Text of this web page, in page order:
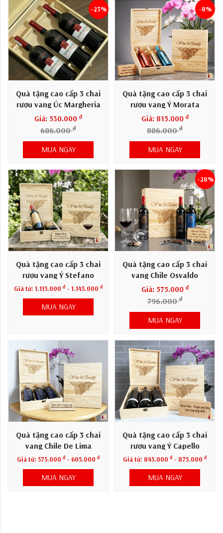
Quà tặng cao cấp 3 chai
rượu vang Úc Margheria
Giá: 530.000 đ
686.000đ
-23%
MUA NGAY
Quà tặng cao cấp 3 chai
rượu vang Ý Morata
Giá: 815.000 đ
886.000đ
-8%
MUA NGAY
Quà tặng cao cấp 3 chai
rượu vang Ý Stefano
Giá từ: 1.115.000 đ - 1.145.000 đ
MUA NGAY
Quà tặng cao cấp 3 chai
vang Chile Osvaldo
Giá: 575.000 đ
796.000đ
-28%
MUA NGAY
Quà tặng cao cấp 3 chai
vang Chile De Lima
Giá từ: 575.000 đ - 605.000 đ
MUA NGAY
Quà tặng cao cấp 3 chai
rượu vang Ý Capello
Rosso
Giá từ: 845.000 đ - 875.000 đ
MUA NGAY